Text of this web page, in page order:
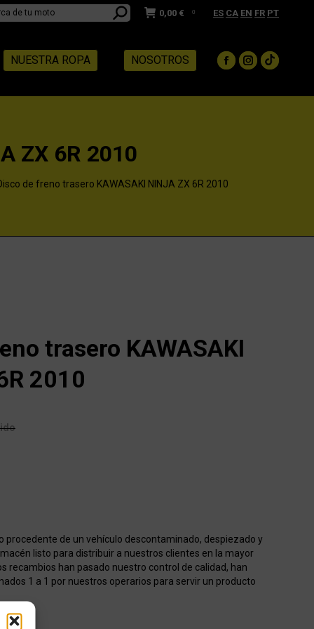
0,00 € 0 ES CA EN FR PT
NUESTRA ROPA NOSOTROS
Facebook
Instagram
TikTok
ZX 6R 2010
de freno trasero KAWASAKI NINJA ZX 6R 2010
trasero KAWASAKI
2010
procedente de un vehículo descontaminado, despiezado y
listo para distribuir a nuestros clientes en la mayor
recambios han pasado nuestro control de calidad, han
1 a 1 por nuestros operarios para servir un producto